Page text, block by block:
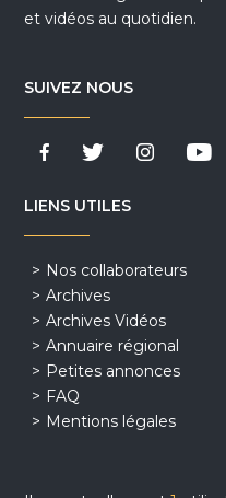
et vidéos au quotidien.
SUIVEZ NOUS
LIENS UTILES
Nos collaborateurs
Archives
Archives Vidéos
Annuaire régional
Petites annonces
FAQ
Mentions légales